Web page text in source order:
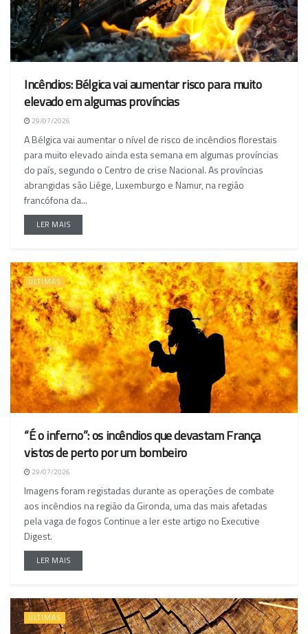
Incêndios: Bélgica vai aumentar risco para muito
elevado em algumas províncias
29/07/2026
A Bélgica vai aumentar o nível de risco de incêndios florestais
para muito elevado ainda esta semana em algumas províncias
do país, segundo o Centro de crise Nacional. As províncias
abrangidas são Liége, Luxemburgo e Namur, na região
francófona da...
LER MAIS
ÚLTIMAS
“É o inferno”: os incêndios que devastam França
vistos de perto por um bombeiro
29/07/2026
Imagens foram registadas durante as operações de combate
aos incêndios na região da Gironda, uma das mais afetadas
pela vaga de fogos Continue a ler este artigo no Executive
Digest.
LER MAIS
ÚLTIMAS